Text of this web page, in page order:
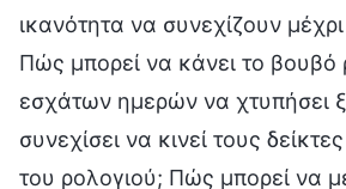
ικανότητα να συνεχίζουν
Πώς μπορεί να κάνει το βουβό
εσχάτων ημερών να χτυπήσει
συνεχίσει να κινεί τους
του ρολογιού; Πώς μπορεί να